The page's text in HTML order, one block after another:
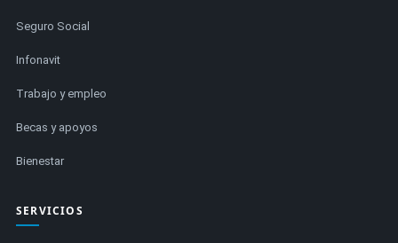
Seguro Social
Infonavit
Trabajo y empleo
Becas y apoyos
Bienestar
SERVICIOS